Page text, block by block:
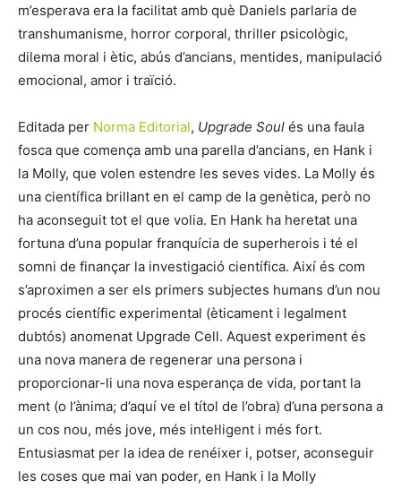
m’esperava era la facilitat amb què Daniels parlaria de
transhumanisme, horror corporal, thriller psicològic,
dilema moral i ètic, abús d’ancians, mentides, manipulació
emocional, amor i traïció.
Editada per Norma Editorial, Upgrade Soul és una faula
fosca que comença amb una parella d’ancians, en Hank i
la Molly, que volen estendre les seves vides. La Molly és
una científica brillant en el camp de la genètica, però no
ha aconseguit tot el que volia. En Hank ha heretat una
fortuna d’una popular franquícia de superherois i té el
somni de finançar la investigació científica. Així és com
s’aproximen a ser els primers subjectes humans d’un nou
procés científic experimental (èticament i legalment
dubtós) anomenat Upgrade Cell. Aquest experiment és
una nova manera de regenerar una persona i
proporcionar-li una nova esperança de vida, portant la
ment (o l’ànima; d’aquí ve el títol de l’obra) d’una persona a
un cos nou, més jove, més intel·ligent i més fort.
Entusiasmat per la idea de renéixer i, potser, aconseguir
les coses que mai van poder, en Hank i la Molly